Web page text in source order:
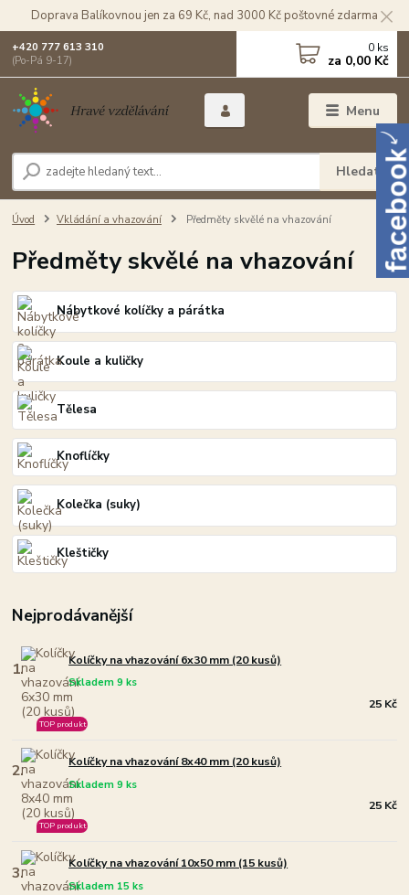
Doprava Balíkovnou jen za 69 Kč, nad 3000 Kč poštovné zdarma
Menu
Hledat
+420 777 613 310
(Po-Pá 9-17)
0 ks
za 0,00 Kč
Úvod Vkládání a vhazování Předměty skvělé na vhazování
Předměty skvělé na vhazování
Nábytkové kolíčky a párátka
Koule a kuličky
Tělesa
Knoflíčky
Kolečka (suky)
Kleštičky
Nejprodávanější
1. Kolíčky na vhazování 6x30 mm (20 kusů)
Skladem 9 ks
TOP produkt
25 Kč
2. Kolíčky na vhazování 8x40 mm (20 kusů)
Skladem 9 ks
TOP produkt
25 Kč
3. Kolíčky na vhazování 10x50 mm (15 kusů)
Skladem 15 ks